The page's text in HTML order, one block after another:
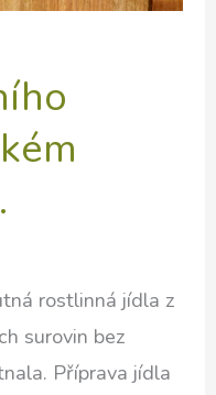
rostlinná jídla z
surovin bez
Příprava jídla